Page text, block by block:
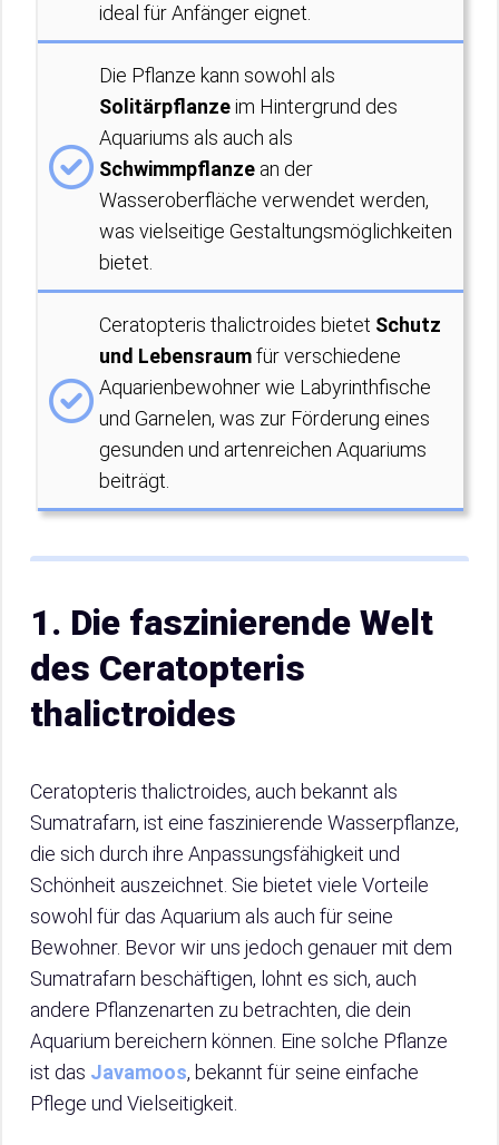
ideal für Anfänger eignet.
Die Pflanze kann sowohl als
Solitärpflanzeim Hintergrund des
Aquariums als auch als
Schwimmpflanze an der
Wasseroberfläche verwendet werden,
was vielseitige Gestaltungsmöglichkeiten
bietet.
Ceratopteris thalictroides bietet Schutz
und Lebensraumfür verschiedene
Aquarienbewohner wie Labyrinthfische
und Garnelen, was zur Förderung eines
gesunden und artenreichen Aquariums
beiträgt.
1. Die faszinierende Welt
des Ceratopteris
thalictroides
Ceratopteris thalictroides, auch bekannt als
Sumatrafarn, ist eine faszinierende Wasserpflanze,
die sich durch ihre Anpassungsfähigkeit und
Schönheit auszeichnet. Sie bietet viele Vorteile
sowohl für das Aquarium als auch für seine
Bewohner. Bevor wir uns jedoch genauer mit dem
Sumatrafarn beschäftigen, lohnt es sich, auch
andere Pflanzenarten zu betrachten, die dein
Aquarium bereichern können. Eine solche Pflanze
ist das Javamoos, bekannt für seine einfache
Pflege und Vielseitigkeit.